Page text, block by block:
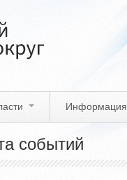
Информация
событий